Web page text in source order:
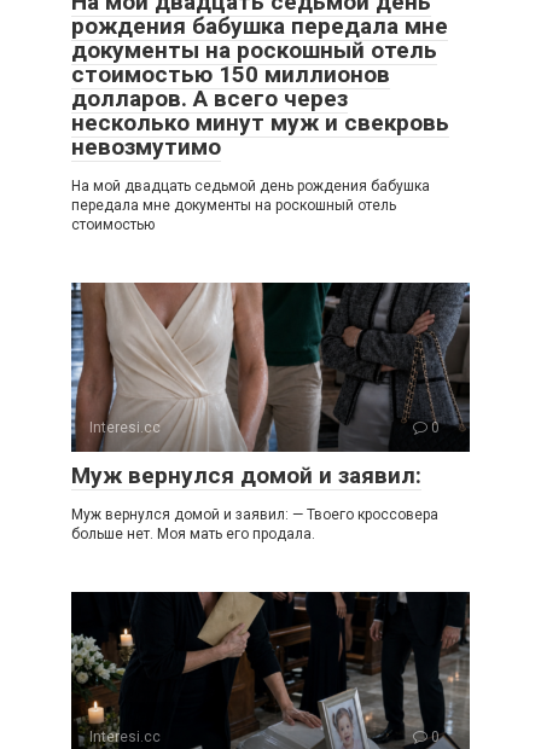
рождения бабушка передала мне
документы на роскошный отель
стоимостью 150 миллионов
долларов. А всего через
несколько минут муж и свекровь
невозмутимо
На мой двадцать седьмой день рождения бабушка
передала мне документы на роскошный отель
стоимостью
Interesi.cc 0
Муж вернулся домой и заявил:
Муж вернулся домой и заявил: — Твоего кроссовера
больше нет. Моя мать его продала.
Interesi.cc 0